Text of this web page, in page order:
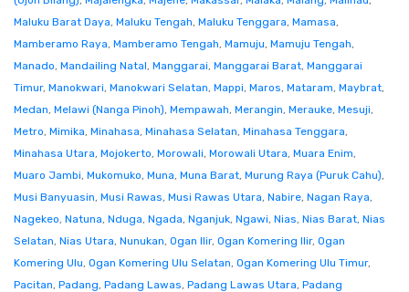
Maluku Barat Daya, Maluku Tengah, Maluku Tenggara, Mamasa,
Mamberamo Raya, Mamberamo Tengah, Mamuju, Mamuju Tengah,
Manado, Mandailing Natal, Manggarai, Manggarai Barat, Manggarai
Timur, Manokwari, Manokwari Selatan, Mappi, Maros, Mataram, Maybrat,
Medan, Melawi (Nanga Pinoh), Mempawah, Merangin, Merauke, Mesuji,
Metro, Mimika, Minahasa, Minahasa Selatan, Minahasa Tenggara,
Minahasa Utara, Mojokerto, Morowali, Morowali Utara, Muara Enim,
Muaro Jambi, Mukomuko, Muna, Muna Barat, Murung Raya (Puruk Cahu),
Musi Banyuasin, Musi Rawas, Musi Rawas Utara, Nabire, Nagan Raya,
Nagekeo, Natuna, Nduga, Ngada, Nganjuk, Ngawi, Nias, Nias Barat, Nias
Selatan, Nias Utara, Nunukan, Ogan Ilir, Ogan Komering Ilir, Ogan
Komering Ulu, Ogan Komering Ulu Selatan, Ogan Komering Ulu Timur,
Pacitan, Padang, Padang Lawas, Padang Lawas Utara, Padang